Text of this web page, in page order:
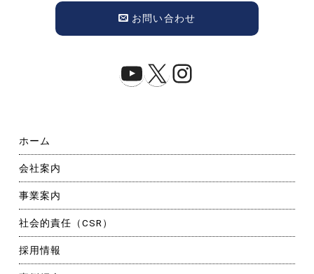
お問い合わせ
YouTube
X Instagram
ホーム
会社案内
事業案内
社会的責任（CSR）
採用情報